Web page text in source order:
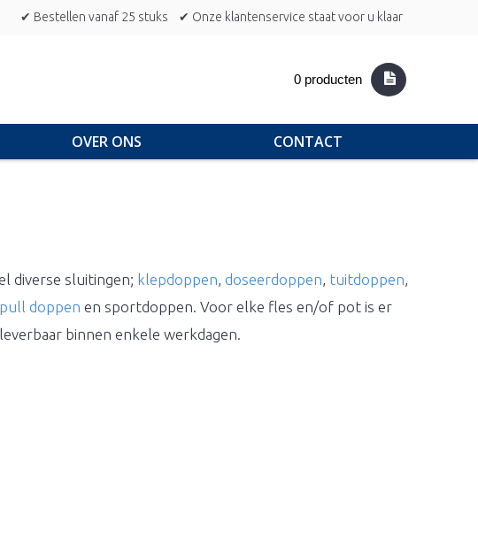
✔ Bestellen vanaf 25 stuks ✔ Onze klantenservice staat voor u klaar
0 producten
OVER ONS CONTACT
diverse sluitingen; klepdoppen, doseerdoppen, tuitdoppen,
doppen en sportdoppen. Voor elke fles en/of pot is er
binnen enkele werkdagen.